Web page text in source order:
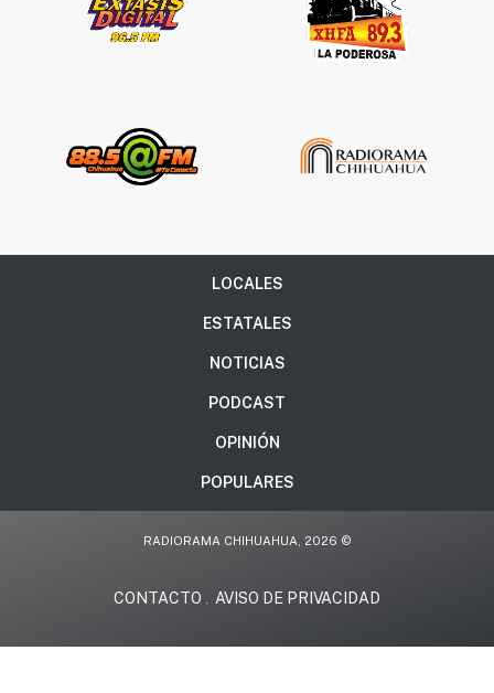
LOCALES
ESTATALES
NOTICIAS
PODCAST
OPINIÓN
POPULARES
RADIORAMA CHIHUAHUA, 2026 ©
CONTACTO AVISO DE PRIVACIDAD